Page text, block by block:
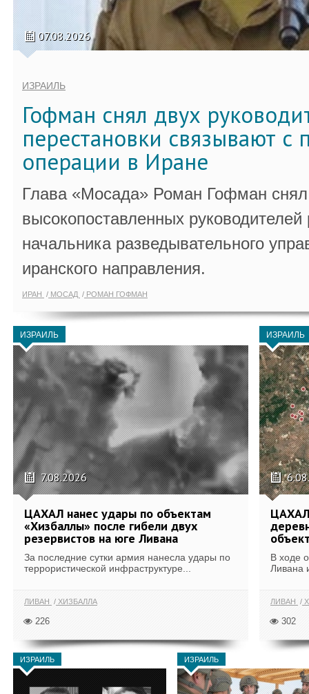
07.08.2026
ИЗРАИЛЬ
Гофман снял двух
перестановки связывают с
операции в Иране
Глава «Мосада» Роман Гофман снял
высокопоставленных
начальника разведывательного
иранского направления.
ИРАН МОСАД РОМАН ГОФМАН
ИЗРАИЛЬ
7.08.2026
ЦАХАЛ нанес удары по объектам
«Хизбаллы» после гибели двух
резервистов на юге Ливана
За последние сутки армия нанесла удары по
террористической инфраструктуре...
ЛИВАН ХИЗБАЛЛА
226
ИЗРАИЛЬ
В ходе
Ливана
ЛИВАН
302
ИЗРАИЛЬ ИЗРАИЛЬ